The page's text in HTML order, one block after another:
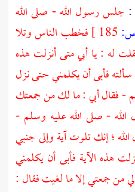
: جلس رسول الله - صلى الله
فخطب الناس وتلا
له : ياأبيمتى أنزلت هذه
فأبى أن يكلمني حتى نزل
- فقالأبي: ما لك من جمعتك
- صلى الله عليه وسلم -
؛ إنك تلوت آية وإلى جنبي
هذه الآية فأبى أن يكلمني
من جمعتي إلا ما لغيت فقال :